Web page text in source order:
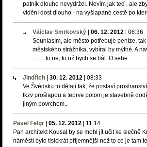
patník dlouho nevydržel. Nevím jak teď , ale
vidění dost dlouho - na vyšlapané cestě po
Váíclav Smrkovský 06. 12. 2012 06:36
Souhlasím, ale město potřebuje peníze,
městského strážníka, vybíral by mýtné. A
.........to ne, to už bych se bál. O sebe.
Jindřich 30. 12. 2012 08:33
Ve Švédsku to dělají tak, že postaví
tkzv prošlapou a teprve potom je stavebně
jiným povrchem..
Pavel Felgr 05. 12. 2012 11:14
Pan architekt Kousal by se mohl jít učit ke slečně
náměstí bylo tisíckrát příjemnější než to co je tam